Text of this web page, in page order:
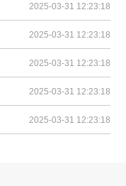
2025-03-31 12:23:18
2025-03-31 12:23:18
2025-03-31 12:23:18
2025-03-31 12:23:18
2025-03-31 12:23:18